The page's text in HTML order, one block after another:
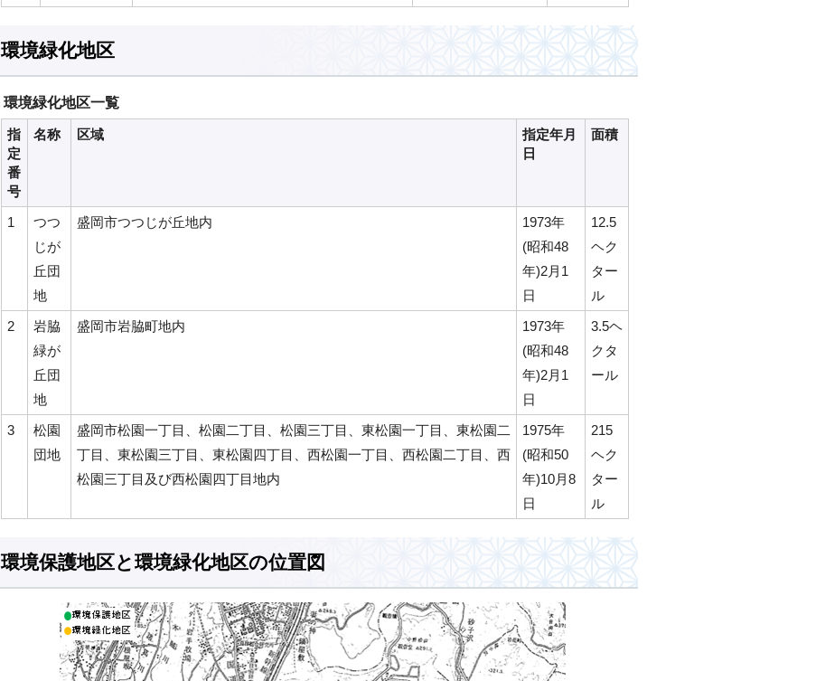
環境緑化地区
環境緑化地区一覧
指
定
番
号
名称 区域
指定年月
日
面積
1
つつ
じが
丘団
地
盛岡市つつじが丘地内
1973年
(昭和48
年)2月1
日
12.5
ヘク
ター
ル
2
岩脇
緑が
丘団
地
盛岡市岩脇町地内
1973年
(昭和48
年)2月1
日
3.5ヘ
クタ
ール
3
松園
団地
盛岡市松園一丁目、松園二丁目、松園三丁目、東松園一丁目、東松園二
丁目、東松園三丁目、東松園四丁目、西松園一丁目、西松園二丁目、西
松園三丁目及び西松園四丁目地内
1975年
(昭和50
年)10月8
日
215
ヘク
ター
ル
環境保護地区と環境緑化地区の位置図